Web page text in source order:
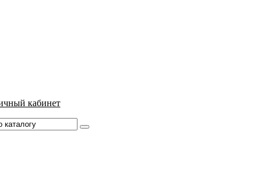
кабинет